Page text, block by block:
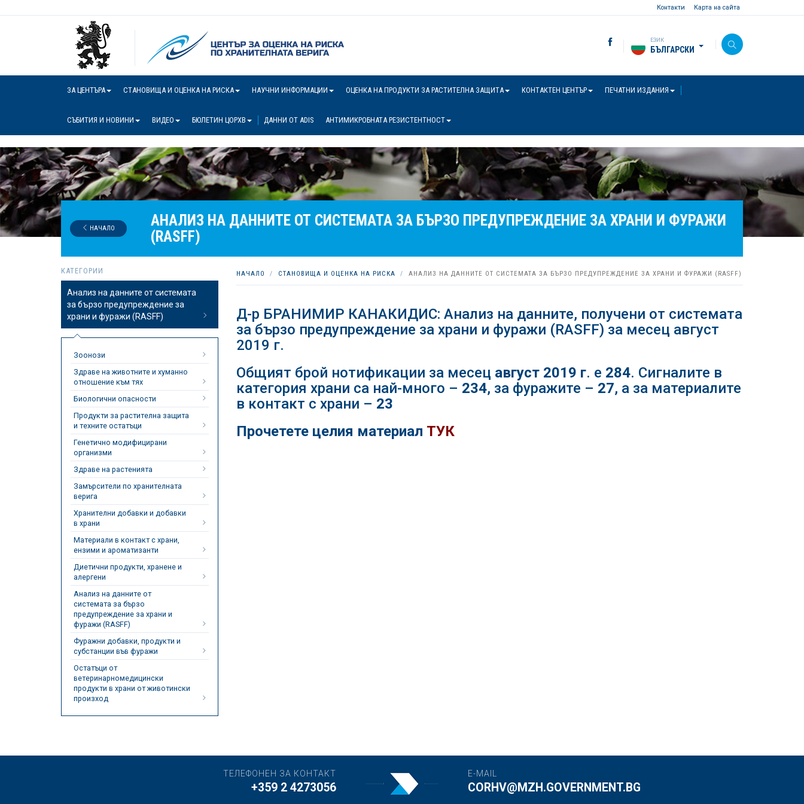
Контакти Карта на сайта
ЕЗИК
БЪЛГАРСКИ
ЗА ЦЕНТЪРА СТАНОВИЩА И ОЦЕНКА НА РИСКА НАУЧНИ ИНФОРМАЦИИ ОЦЕНКА НА ПРОДУКТИ ЗА РАСТИТЕЛНА ЗАЩИТА КОНТАКТЕН ЦЕНТЪР ПЕЧАТНИ ИЗДАНИЯ
СЪБИТИЯ И НОВИНИ ВИДЕО БЮЛЕТИН ЦОРХВ ДАННИ ОТ ADIS АНТИМИКРОБНАТА РЕЗИСТЕНТНОСТ
АНАЛИЗ НА ДАННИТЕ ОТ СИСТЕМАТА ЗА БЪРЗО ПРЕДУПРЕЖДЕНИЕ ЗА ХРАНИ И ФУРАЖИ
(RASFF)
НАЧАЛО
КАТЕГОРИИ
Анализ на данните от системата
за бързо предупреждение за
храни и фуражи (RASFF)
Зоонози
Здраве на животните и хуманно
отношение към тях
Биологични опасности
Продукти за растителна защита
и техните остатъци
Генетично модифицирани
организми
Здраве на растенията
Замърсители по хранителната
верига
Хранителни добавки и добавки
в храни
Материали в контакт с храни,
ензими и ароматизанти
Диетични продукти, хранене и
алергени
Анализ на данните от
системата за бързо
предупреждение за храни и
фуражи (RASFF)
Фуражни добавки, продукти и
субстанции във фуражи
Остатъци от
ветеринарномедицински
продукти в храни от животински
произход
НАЧАЛО СТАНОВИЩА И ОЦЕНКА НА РИСКА АНАЛИЗ НА ДАННИТЕ ОТ СИСТЕМАТА ЗА БЪРЗО ПРЕДУПРЕЖДЕНИЕ ЗА ХРАНИ И ФУРАЖИ (RASFF)
Д-р БРАНИМИР КАНАКИДИС: Анализ на данните, получени от системата
за бързо предупреждение за храни и фуражи (RASFF) за месец август
2019 г.
Общият брой нотификации за месец август 2019 г. е 284. Сигналите в
категория храни са най-много – 234, за фуражите – 27, а за материалите
в контакт с храни – 23
Прочетете целия материал ТУК
ТЕЛЕФОНЕН ЗА КОНТАКТ
+359 2 4273056
E-MAIL
CORHV@MZH.GOVERNMENT.BG